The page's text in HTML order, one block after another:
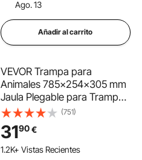
Ago. 13
Añadir al carrito
VEVOR Trampa para
Animales 785x254x305 mm
Jaula Plegable para Trampa
para Gatos Alambre
Galvanizado sin Crueldad
con Asa Trampa para
Conejos, Gatos Callejeros,
(751)
3190€
1.2K+ Vistas Recientes